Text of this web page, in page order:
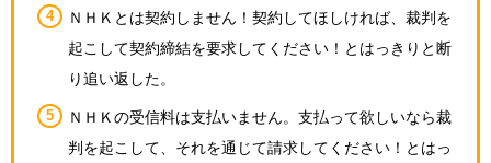
ＮＨＫとは契約しません！契約してほしければ、裁判を
起こして契約締結を要求してください！とはっきりと断
り追い返した。
ＮＨＫの受信料は支払いません。支払って欲しいなら裁
判を起こして、それを通じて請求してください！とはっ